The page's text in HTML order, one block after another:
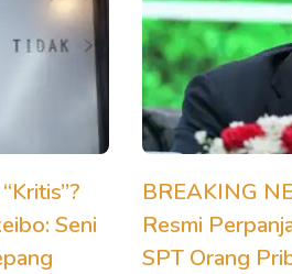
Seni
BREAKING
Resmi
SPT Orang